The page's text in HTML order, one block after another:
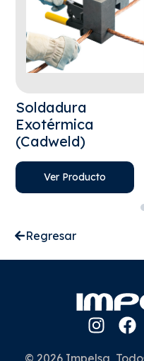
Soldadura
Exotérmica
(Cadweld)
Ver Producto
Regresar
© 2026 Impelsa,